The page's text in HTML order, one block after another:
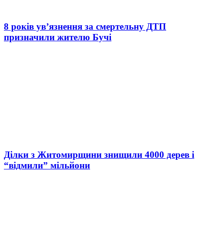
8 років ув’язнення за смертельну ДТП
призначили жителю Бучі
Ділки з Житомирщини знищили 4000 дерев і
“відмили” мільйони